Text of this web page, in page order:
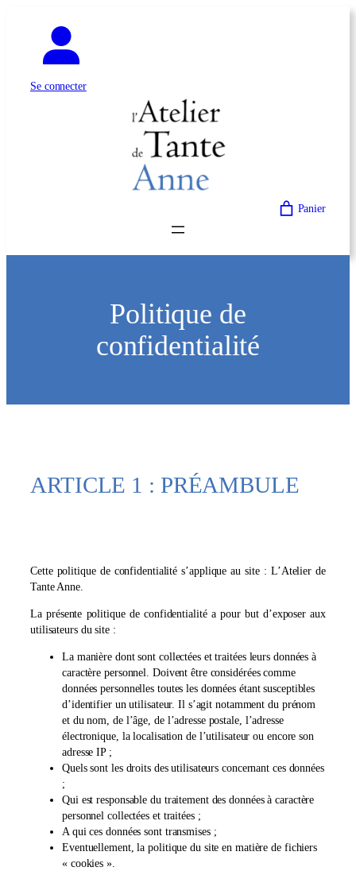
Se connecter
Panier
Politique de
confidentialité
ARTICLE 1 : PRÉAMBULE
Cette politique de confidentialité s’applique au site : L’Atelier de
Tante Anne.
La présente politique de confidentialité a pour but d’exposer aux
utilisateurs du site :
La manière dont sont collectées et traitées leurs données à
caractère personnel. Doivent être considérées comme
données personnelles toutes les données étant susceptibles
d’identifier un utilisateur. Il s’agit notamment du prénom
et du nom, de l’âge, de l’adresse postale, l’adresse
électronique, la localisation de l’utilisateur ou encore son
adresse IP ;
Quels sont les droits des utilisateurs concernant ces données
;
Qui est responsable du traitement des données à caractère
personnel collectées et traitées ;
A qui ces données sont transmises ;
Eventuellement, la politique du site en matière de fichiers
« cookies ».